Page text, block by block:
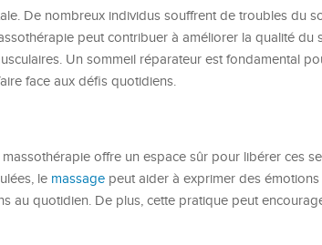
De nombreux individus souffrent de troubles du
peut contribuer à améliorer la qualité du
Un sommeil réparateur est fondamental
face aux défis quotidiens.
offre un espace sûr pour libérer ces
le massage peut aider à exprimer des émotions
au quotidien. De plus, cette pratique peut